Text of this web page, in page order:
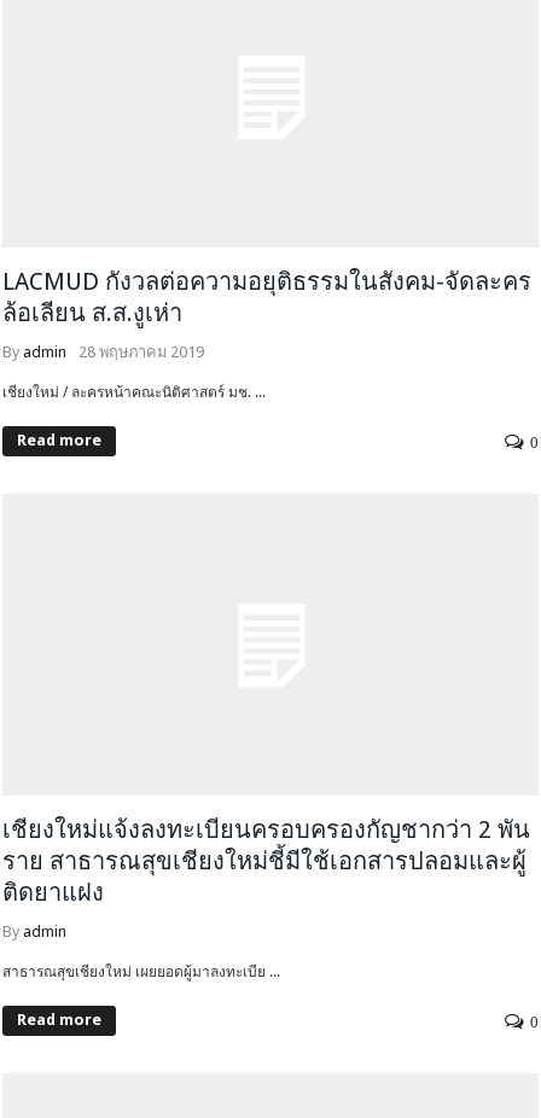
LACMUD กังวลต่อความอยุติธรรมในสังคม-จัดละคร
ล้อเลียน ส.ส.งูเห่า
By admin 28 พฤษภาคม 2019
เชียงใหม่ / ละครหน้าคณะนิติศาสตร์ มช. ...
Read more 0
เชียงใหม่แจ้งลงทะเบียนครอบครองกัญชากว่า 2 พัน
ราย สาธารณสุขเชียงใหม่ชี้มีใช้เอกสารปลอมและผู้
ติดยาแฝง
By admin
สาธารณสุขเชียงใหม่ เผยยอดผู้มาลงทะเบีย ...
Read more 0